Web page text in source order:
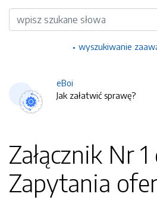
Wyszukiwarka
wyszukiwanie
eBoi
Jak załatwić sprawę?
Załącznik Nr 1
Zapytania